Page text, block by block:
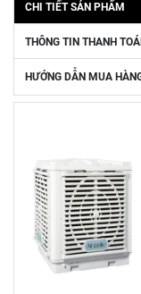
CHI TIẾT SẢN PHẨM
THÔNG TIN THANH
HƯỚNG DẪN MUA